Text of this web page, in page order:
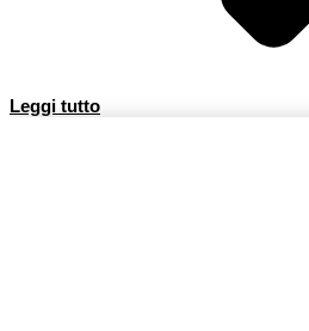
Leggi tutto